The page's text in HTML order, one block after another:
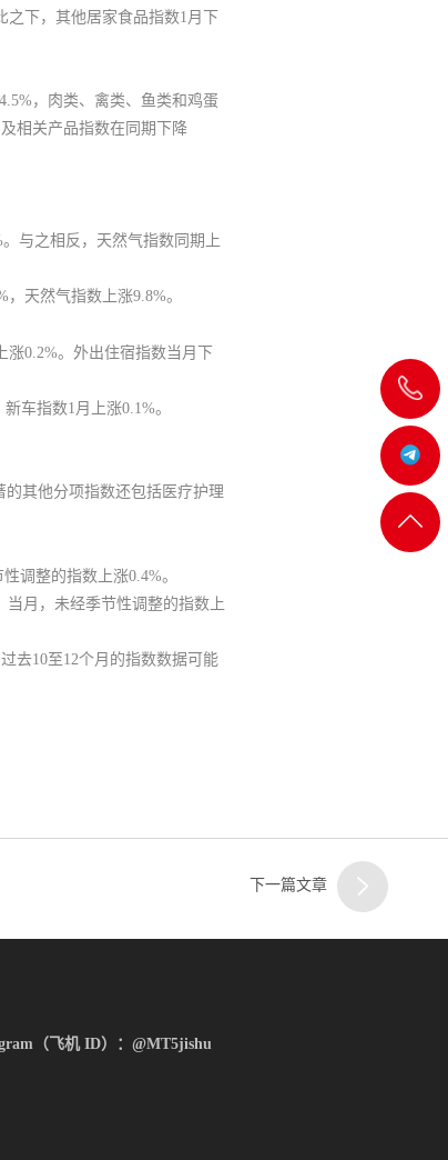
飞
机
客服
返回
之下，其他居家食品指数1月下
，肉类、禽类、鱼类和鸡蛋
相关产品指数在同期下降
与之相反， 天然气指数同期上
天然气指数上涨9.8%。
0.2%。 外出住宿指数当月下
车指数1月上涨0.1%。
其他分项指数还包括医疗护理
调整的指数上涨0.4%。
当月，未经季节性调整的指数上
去10至12个月的指数数据可能
下一篇文章
（飞机 ID）：@MT5jishu